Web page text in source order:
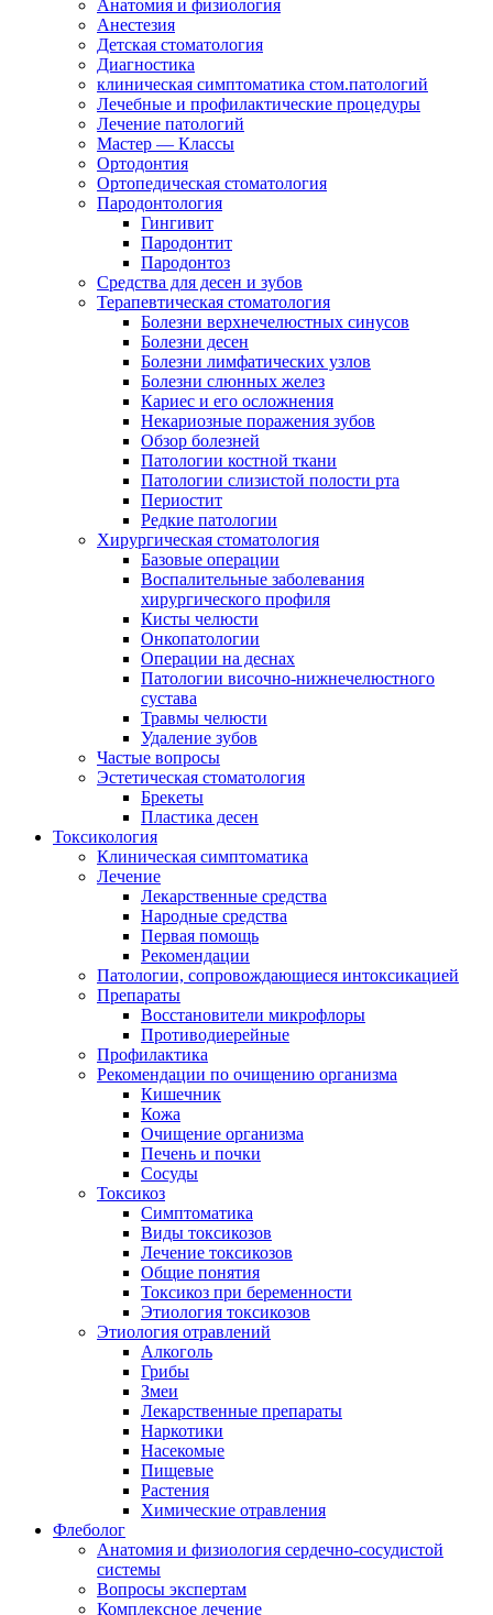
Анатомия и физиология
Анестезия
Детская стоматология
Диагностика
клиническая симптоматика стом.патологий
Лечебные и профилактические процедуры
Лечение патологий
Мастер — Классы
Ортодонтия
Ортопедическая стоматология
Пародонтология
Гингивит
Пародонтит
Пародонтоз
Средства для десен и зубов
Терапевтическая стоматология
Болезни верхнечелюстных синусов
Болезни десен
Болезни лимфатических узлов
Болезни слюнных желез
Кариес и его осложнения
Некариозные поражения зубов
Обзор болезней
Патологии костной ткани
Патологии слизистой полости рта
Периостит
Редкие патологии
Хирургическая стоматология
Базовые операции
Воспалительные заболевания
хирургического профиля
Кисты челюсти
Онкопатологии
Операции на деснах
Патологии височно-нижнечелюстного
сустава
Травмы челюсти
Удаление зубов
Частые вопросы
Эстетическая стоматология
Брекеты
Пластика десен
Токсикология
Клиническая симптоматика
Лечение
Лекарственные средства
Народные средства
Первая помощь
Рекомендации
Патологии, сопровождающиеся интоксикацией
Препараты
Восстановители микрофлоры
Противодиерейные
Профилактика
Рекомендации по очищению организма
Кишечник
Кожа
Очищение организма
Печень и почки
Сосуды
Токсикоз
Cимптоматика
Виды токсикозов
Лечение токсикозов
Общие понятия
Токсикоз при беременности
Этиология токсикозов
Этиология отравлений
Алкоголь
Грибы
Змеи
Лекарственные препараты
Наркотики
Насекомые
Пищевые
Растения
Химические отравления
Флеболог
Анатомия и физиология сердечно-сосудистой
системы
Вопросы экспертам
Комплексное лечение